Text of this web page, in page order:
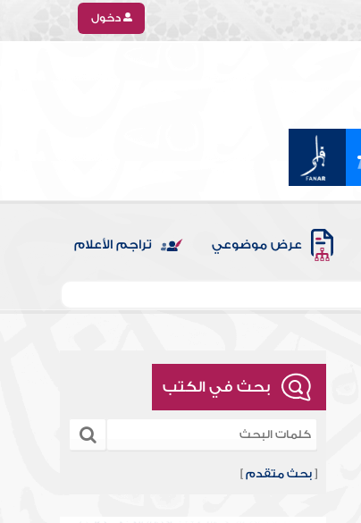
دخول
عرض موضوعي تراجم الأعلام
بحث في الكتب
[بحث متقدم ]